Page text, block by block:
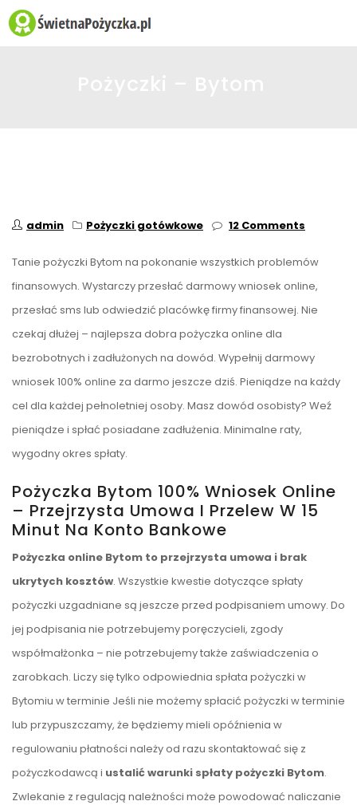
admin Pożyczki gotówkowe 12 Comments
Tanie pożyczki Bytom na pokonanie wszystkich problemów
finansowych. Wystarczy przesłać darmowy wniosek online,
przesłać sms lub odwiedzić placówkę firmy finansowej. Nie
czekaj dłużej – najlepsza dobra pożyczka online dla
bezrobotnych i zadłużonych na dowód. Wypełnij darmowy
wniosek 100% online za darmo jeszcze dziś. Pieniądze na każdy
cel dla każdej pełnoletniej osoby. Masz dowód osobisty? Weź
pieniądze i spłać posiadane zadłużenia. Minimalne raty,
wygodny okres spłaty.
Pożyczka Bytom 100% Wniosek Online
– Przejrzysta Umowa I Przelew W 15
Minut Na Konto Bankowe
Pożyczka online Bytom to przejrzysta umowa i brak
ukrytych kosztów. Wszystkie kwestie dotyczące spłaty
pożyczki uzgadniane są jeszcze przed podpisaniem umowy. Do
jej podpisania nie potrzebujemy poręczycieli, zgody
współmałżonka – nie potrzebujemy także zaświadczenia o
zarobkach. Liczy się tylko odpowiednia spłata pożyczki w
Bytomiu w terminie Jeśli nie możemy spłacić pożyczki w terminie
lub przypuszczamy, że będziemy mieli opóźnienia w
regulowaniu płatności należy od razu skontaktować się z
pożyczkodawcą i ustalić warunki spłaty pożyczki Bytom.
Zwlekanie z regulacją należności może powodować naliczanie